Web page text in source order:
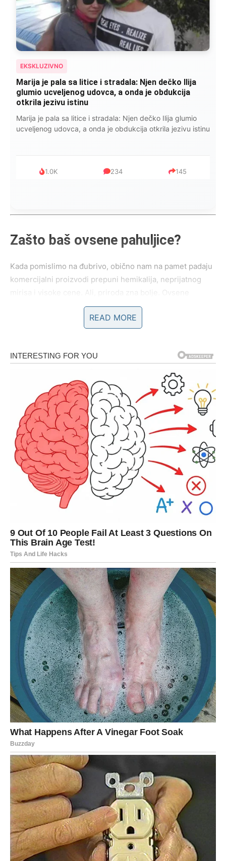
EKSKLUZIVNO
Marija je pala sa litice i stradala: Njen dečko Ilija
glumio ucveljenog udovca, a onda je obdukcija
otkrila jezivu istinu
Marija je pala sa litice i stradala: Njen dečko Ilija glumio
ucveljenog udovca, a onda je obdukcija otkrila jezivu istinu
1.0K 234 145
Zašto baš ovsene pahuljice?
Kada pomislimo na đubrivo, obično nam na pamet padaju
komercijalni proizvodi prepuni hemikalija, neprijatnog
mirisa i visoke cene. Ali, priroda zna bolje. Ovsene
mleveni ovas, predstavljaju potpuno
prirodno, bezbedno i izuzetno korisno rešenje koje može
zameniti mnoge komercijalne preparate.
Hemijski sastav ovsa: Ključ uspeha
Ovas je bogattri osnovna makroelementa koja su od
suštinske važnosti za rast biljaka:
Azot (N)
– podstiče razvoj zelene mase, listova i
stabljike.
Fosfor (P) – ključan za rast korena, cvetanje i
plodonošenje.
Kalijum (K)– jača otpornost biljke, podstiče
Pored ovih elemenata, ovas sadrži i
mikroelemente i
biljna vlaknakoja povoljno utiču na strukturu zemljišta i
aktivnost korisnih mikroorganizama. Upravo ti
mikroorganizmi igraju značajnu ulogu u razgradnji
organske materije i transformaciji hranljivih supstanci u
oblik koji biljke mogu lako usvojiti.
Prednosti primene ovsenih pahuljica kao
đubriva
Ovsene pahuljice ne samo da hrane biljke, već i
poboljšavaju uslove u zemljištu. Evo nekoliko ključnih
prednosti ovog jednostavnog preparata:
Postepeno otpuštanje hranljivih materija– biljke
imaju stalan izvor nutrijenata, bez šoka i naglih
promena.
Neutralni pH– ne remeti prirodnu ravnotežu zemljišta,
što je idealno za većinu vrsta biljaka.
Pogodno za organsku proizvodnju – ne sadrži
hemikalije niti štetne aditive.
Podstiče aktivnost korisnih bakterija– što doprinosi
READ MORE